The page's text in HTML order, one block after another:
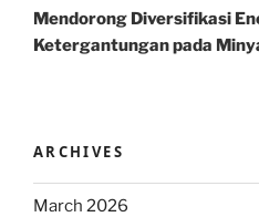
Post
Mendorong Diversifikasi
Ketergantungan pada
ARCHIVES
March 2026